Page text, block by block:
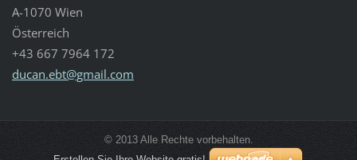
A-1070 Wien
Österreich
+43 667 7964 172
ducan.ebt@gmail.com
© 2013 Alle Rechte vorbehalten.